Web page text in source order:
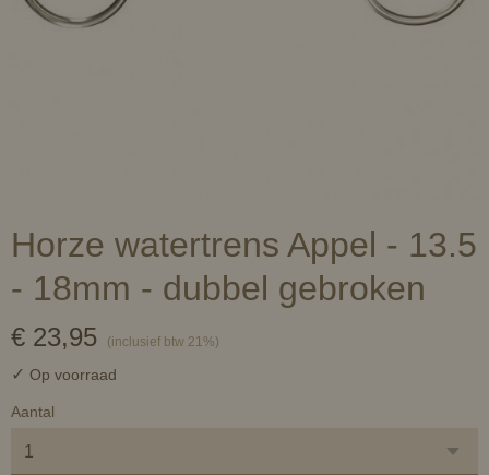
Horze watertrens Appel - 13.5
- 18mm - dubbel gebroken
€ 23,95 (inclusief btw 21%)
✓ Op voorraad
Aantal